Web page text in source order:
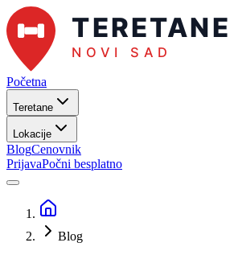
Početna
Teretane
Lokacije
BlogCenovnik
PrijavaPočni besplatno
Blog